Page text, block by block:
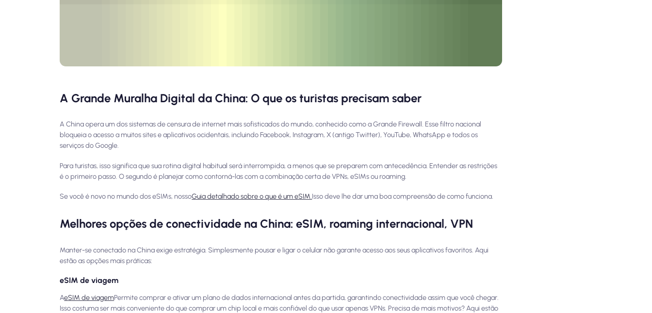
A Grande Muralha Digital da China: O que os turistas precisam saber
A China opera um dos sistemas de censura de internet mais sofisticados do mundo, conhecido como a Grande Firewall. Esse filtro nacional
bloqueia o acesso a muitos sites e aplicativos ocidentais, incluindo Facebook, Instagram, X (antigo Twitter), YouTube, WhatsApp e todos os
serviços do Google.
Para turistas, isso significa que sua rotina digital habitual será interrompida, a menos que se preparem com antecedência. Entender as restrições
é o primeiro passo. O segundo é planejar como contorná-las com a combinação certa de VPNs, eSIMs ou roaming.
Se você é novo no mundo dos eSIMs, nossoGuia detalhado sobre o que é um eSIM.Isso deve lhe dar uma boa compreensão de como funciona.
Melhores opções de conectividade na China: eSIM, roaming internacional, VPN
Manter-se conectado na China exige estratégia. Simplesmente pousar e ligar o celular não garante acesso aos seus aplicativos favoritos. Aqui
estão as opções mais práticas:
eSIM de viagem
AeSIM de viagemPermite comprar e ativar um plano de dados internacional antes da partida, garantindo conectividade assim que você chegar.
Isso costuma ser mais conveniente do que comprar um chip local e mais confiável do que usar apenas VPNs. Precisa de mais motivos? Aqui estão